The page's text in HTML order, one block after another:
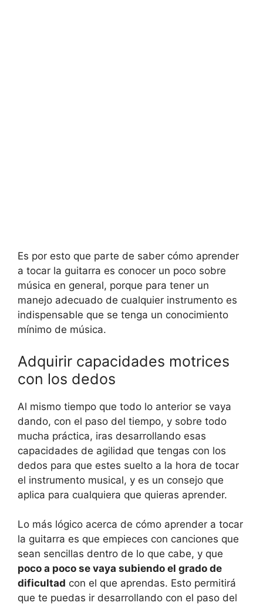
Es por esto que parte de saber cómo aprender
a tocar la guitarra es conocer un poco sobre
música en general, porque para tener un
manejo adecuado de cualquier instrumento es
indispensable que se tenga un conocimiento
mínimo de música.
Adquirir capacidades motrices
con los dedos
Al mismo tiempo que todo lo anterior se vaya
dando, con el paso del tiempo, y sobre todo
mucha práctica, iras desarrollando esas
capacidades de agilidad que tengas con los
dedos para que estes suelto a la hora de tocar
el instrumento musical, y es un consejo que
aplica para cualquiera que quieras aprender.
Lo más lógico acerca de cómo aprender a tocar
la guitarra es que empieces con canciones que
sean sencillas dentro de lo que cabe, y que
poco a poco se vaya subiendo el grado de
dificultad con el que aprendas. Esto permitirá
que te puedas ir desarrollando con el paso del